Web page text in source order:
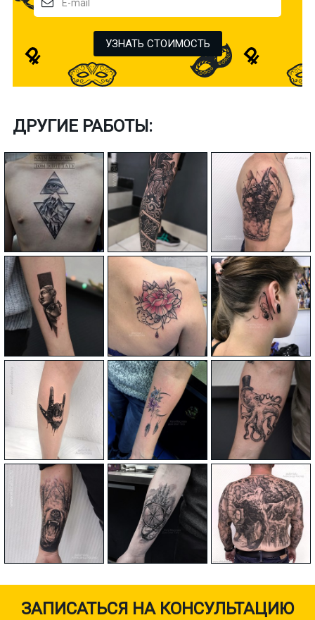
УЗНАТЬ СТОИМОСТЬ
ДРУГИЕ РАБОТЫ:
ЗАПИСАТЬСЯ НА КОНСУЛЬТАЦИЮ